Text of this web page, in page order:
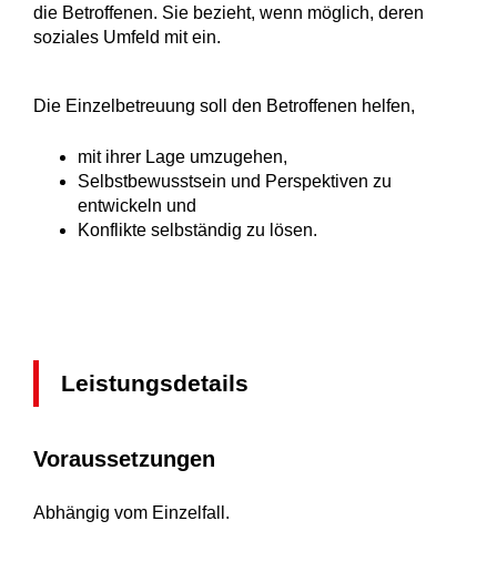
die Betroffenen. Sie bezieht, wenn möglich, deren
soziales Umfeld mit ein.
Die Einzelbetreuung soll den Betroffenen helfen,
mit ihrer Lage umzugehen,
Selbstbewusstsein und Perspektiven zu
entwickeln und
Konflikte selbständig zu lösen.
Leistungsdetails
Voraussetzungen
Abhängig vom Einzelfall.